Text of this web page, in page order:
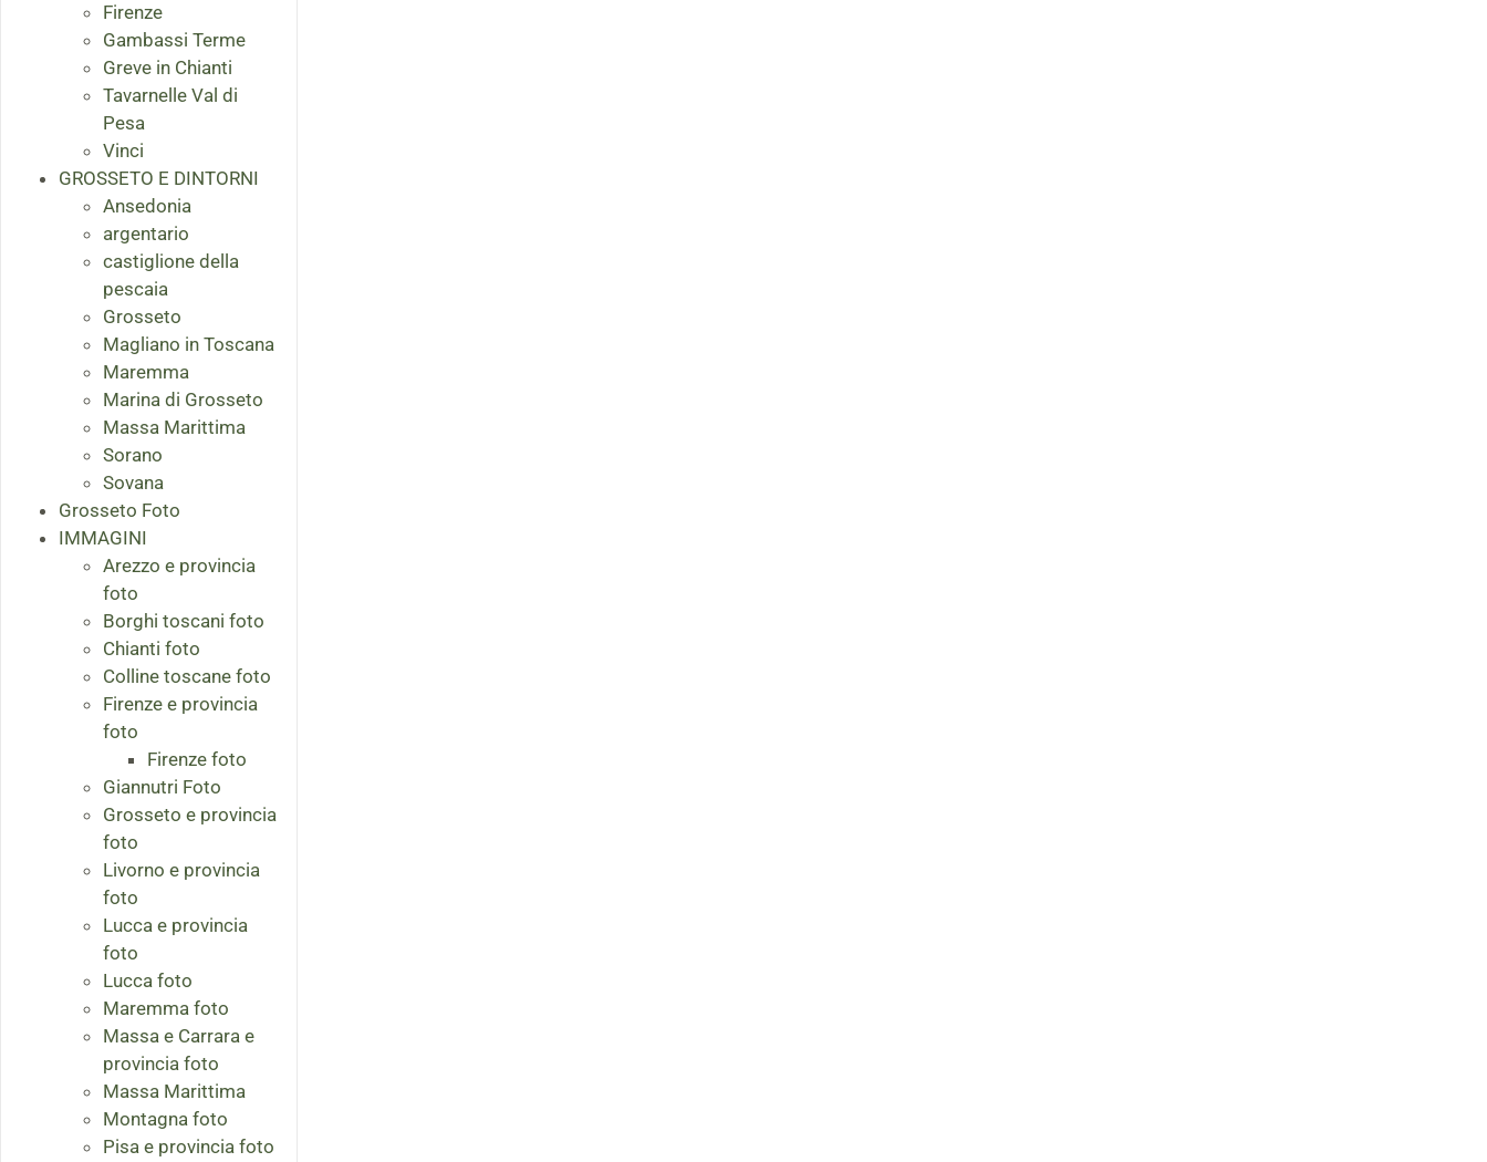
Firenze
Gambassi Terme
Greve in Chianti
Tavarnelle Val di
Pesa
Vinci
GROSSETO E DINTORNI
Ansedonia
argentario
castiglione della
pescaia
Grosseto
Magliano in Toscana
Maremma
Marina di Grosseto
Massa Marittima
Sorano
Sovana
Grosseto Foto
IMMAGINI
Arezzo e provincia
foto
Borghi toscani foto
Chianti foto
Colline toscane foto
Firenze e provincia
foto
Firenze foto
Giannutri Foto
Grosseto e provincia
foto
Livorno e provincia
foto
Lucca e provincia
foto
Lucca foto
Maremma foto
Massa e Carrara e
provincia foto
Massa Marittima
Montagna foto
Pisa e provincia foto